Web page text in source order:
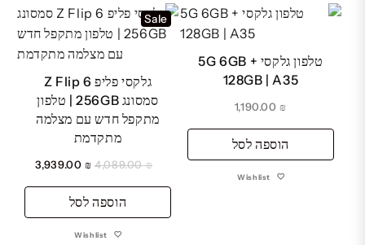
Sale
גלקסי פליפ Z Flip 6
סמסונג 256GB | טלפון
מתקפל חדש עם מצלמה
מתקדמת
₪
4,089.00
המחיר
היה:
₪ 4,089.00.
₪
3,939.00
המחיר
₪ 3,939.00.
הוספה לסל
Wishlist
טלפון גלקסי 5G 6GB +
128GB | A35
₪
הוספה לסל
Wishlist